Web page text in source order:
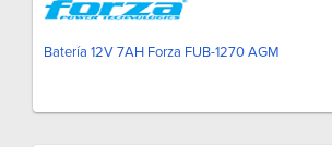
Batería 12V 7AH Forza FUB-1270 AGM